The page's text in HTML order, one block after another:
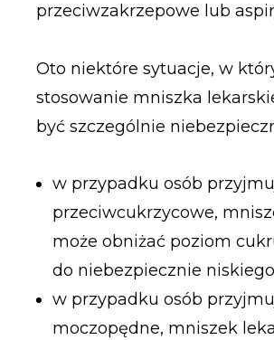
przeciwzakrzepowe lub
Oto niektóre sytuacje, w
stosowanie mniszka
być szczególnie
w przypadku osób
przeciwcukrzycowe,
może obniżać poziom
do niebezpiecznie
w przypadku osób
moczopędne, mniszek